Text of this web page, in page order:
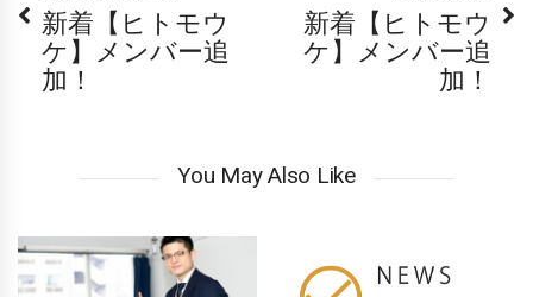
新着【ヒトモウ
ケ】メンバー追
加！
新着【ヒトモウ
ケ】メンバー追
加！
You May Also Like